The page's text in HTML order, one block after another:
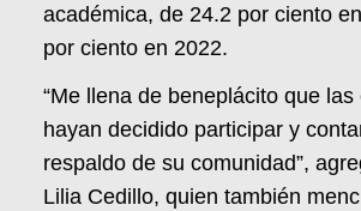
académica, de 24.2 por ciento
por ciento en 2022.
“Me llena de beneplácito que
hayan decidido participar y
respaldo de su comunidad”,
Lilia Cedillo, quien también